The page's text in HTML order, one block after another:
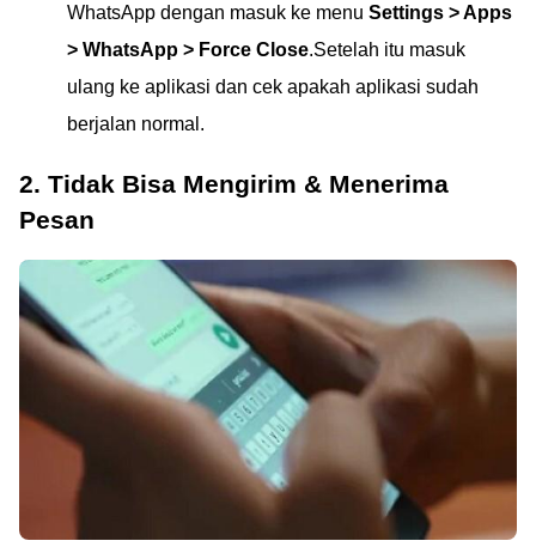
WhatsApp dengan masuk ke menu Settings > Apps
> WhatsApp > Force Close.Setelah itu masuk
ulang ke aplikasi dan cek apakah aplikasi sudah
berjalan normal.
2. Tidak Bisa Mengirim & Menerima
Pesan